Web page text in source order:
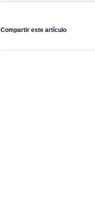
Compartir este artículo